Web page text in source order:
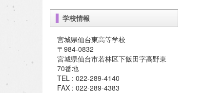
学校情報
宮城県仙台東高等学校
〒984-0832
宮城県仙台市若林区下飯田字高野東
70番地
TEL : 022-289-4140
FAX : 022-289-4383